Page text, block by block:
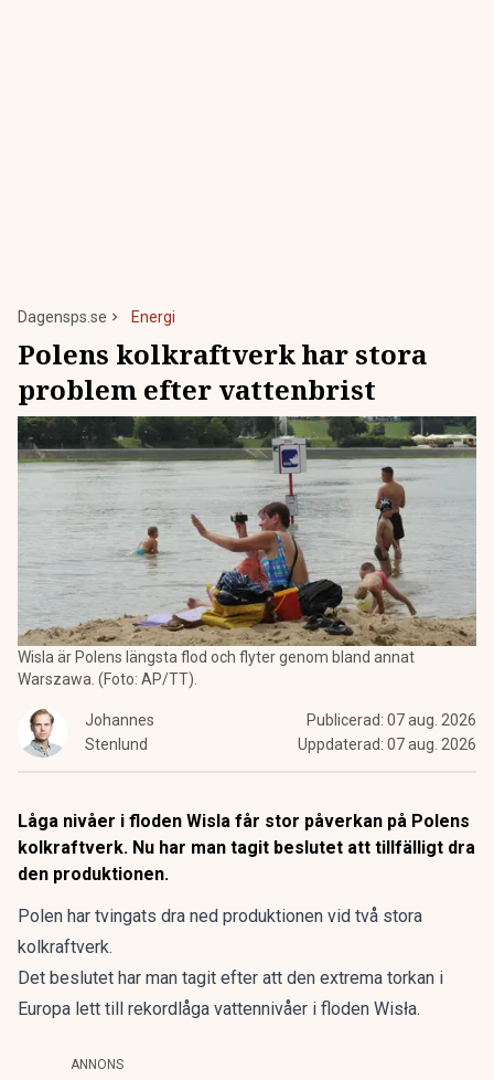
Dagensps.se Energi
Polens kolkraftverk har stora
problem efter vattenbrist
Wisla är Polens längsta flod och flyter genom bland annat
Warszawa. (Foto: AP/TT).
Johannes
Stenlund
Publicerad: 07 aug. 2026
Uppdaterad: 07 aug. 2026
Låga nivåer i floden Wisla får stor påverkan på Polens
kolkraftverk. Nu har man tagit beslutet att tillfälligt dra
den produktionen.
Polen har tvingats dra ned produktionen vid två stora
kolkraftverk.
Det beslutet har man tagit efter att den extrema torkan i
Europa lett till rekordlåga vattennivåer i floden Wisła.
ANNONS